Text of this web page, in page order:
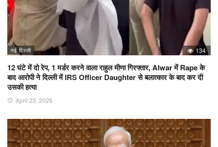
नई दिल्ली 134
12 घंटे में दो रेप, 1 मर्डर करने वाला राहुल मीणा गिरफ्तार, Alwar में Rape के
बाद आरोपी ने दिल्ली में IRS Officer Daughter से बलात्कार के बाद कर दी
उसकी हत्या
April 23, 2026